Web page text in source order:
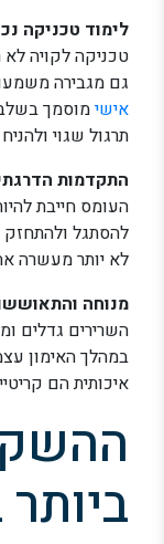
לימוד טכניקה
טכניקה לקויה
גם מגבירה
אישימוסמך
תרגול שגוי
התקדמות
העומס חייבת
להסתגל
לא יותר מעשרה
מנוחה
השרירים גדלים
במהלך האימון
איכותית הם